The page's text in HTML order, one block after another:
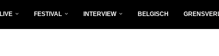
LIVE FESTIVAL INTERVIEW BELGISCH